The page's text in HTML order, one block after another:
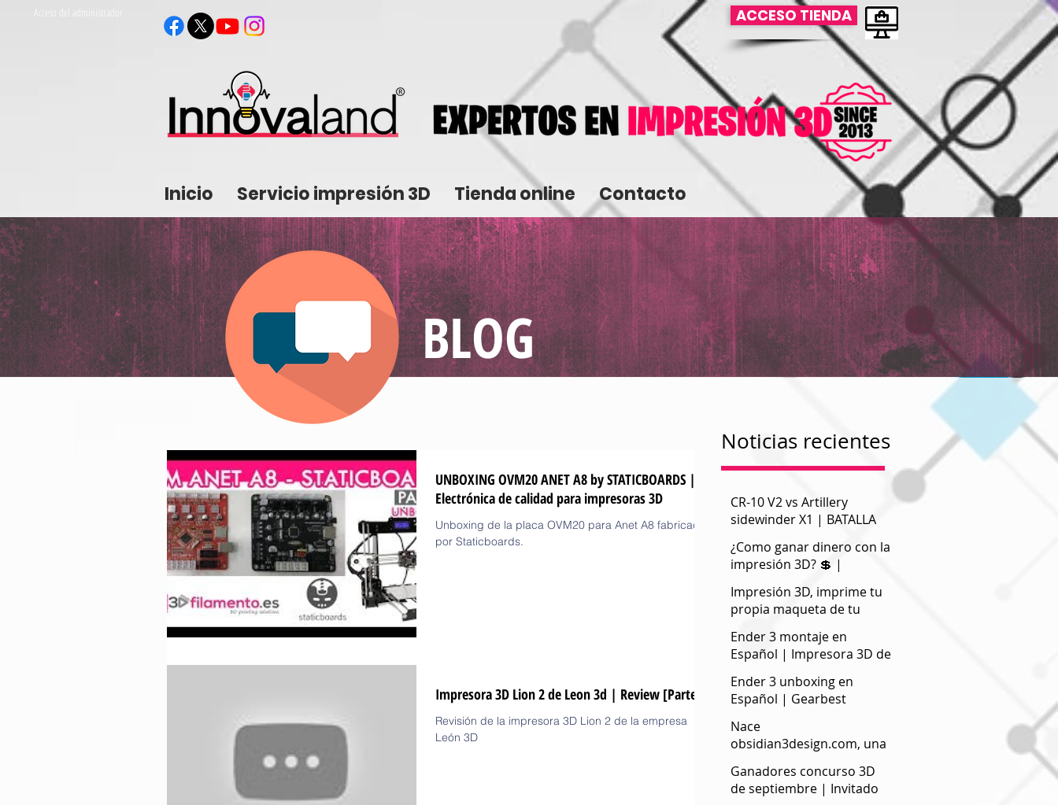
Acceso del administrador ACCESO TIENDA
Inicio Servicio impresión 3D Tienda online Contacto
Noticias recientes
CR-10 V2 vs Artillery
sidewinder X1 | BATALLA
¿Como ganar dinero con la
impresión 3D? 💲 |
Impresión 3D, imprime tu
propia maqueta de tu
Ender 3 montaje en
Español | Impresora 3D de
Ender 3 unboxing en
Español | Gearbest
Nace
obsidian3design.com, una
optimizados para la
impresión 3D
Ganadores concurso 3D
de septiembre | Invitado
UNBOXING OVM20 ANET A8 by STATICBOARDS |
Electrónica de calidad para impresoras 3D
Unboxing de la placa OVM20 para Anet A8 fabricada
por Staticboards.
Impresora 3D Lion 2 de Leon 3d | Review [Parte 1]
Revisión de la impresora 3D Lion 2 de la empresa
León 3D
BLOG